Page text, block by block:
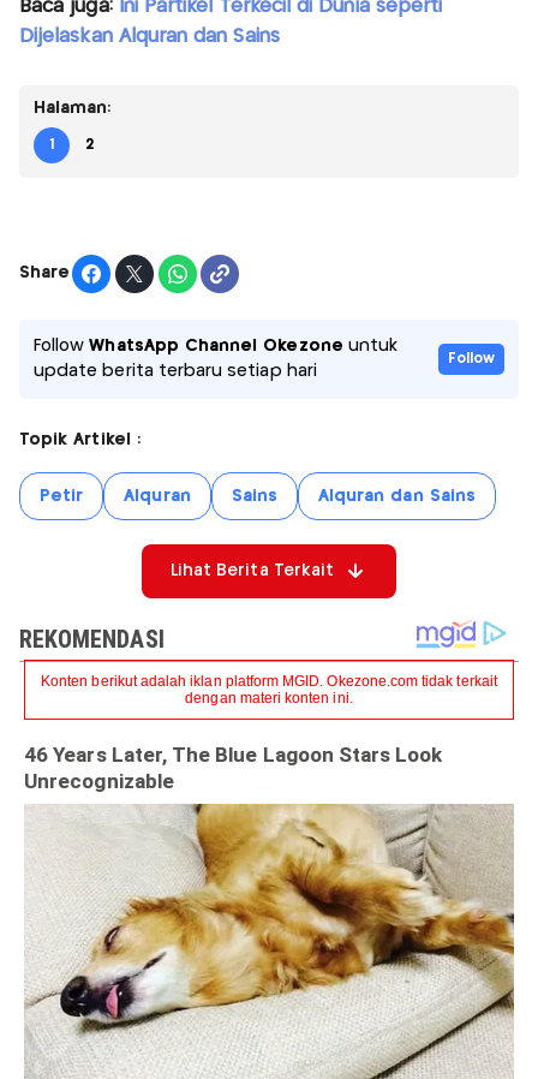
Baca juga: Ini Partikel Terkecil di Dunia seperti
Dijelaskan Alquran dan Sains
Halaman:
1 2
Share
FollowWhatsApp Channel Okezone untuk
update berita terbaru setiap hari
Follow
Topik Artikel :
Petir Alquran Sains Alquran dan Sains
Lihat Berita Terkait